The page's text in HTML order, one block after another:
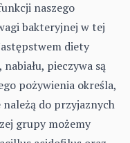
naszego
bakteryjnej w tej
diety
pieczywa są
pożywienia określa,
do przyjaznych
grupy możemy